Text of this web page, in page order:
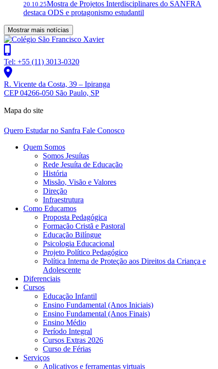
20.10.25Mostra de Projetos Interdisciplinares do SANFRA
destaca ODS e protagonismo estudantil
Mostrar mais notícias
Tel: +55 (11) 3013-0320
R. Vicente da Costa, 39 – Ipiranga
CEP 04266-050 São Paulo, SP
Mapa do site
Quero Estudar no Sanfra Fale Conosco
Quem Somos
Somos Jesuítas
Rede Jesuíta de Educação
História
Missão, Visão e Valores
Direção
Infraestrutura
Como Educamos
Proposta Pedagógica
Formação Cristã e Pastoral
Educação Bilíngue
Psicologia Educacional
Projeto Político Pedagógico
Política Interna de Proteção aos Direitos da Criança e
Adolescente
Diferenciais
Cursos
Educação Infantil
Ensino Fundamental (Anos Iniciais)
Ensino Fundamental (Anos Finais)
Ensino Médio
Período Integral
Cursos Extras 2026
Curso de Férias
Serviços
Aplicativos e ferramentas virtuais